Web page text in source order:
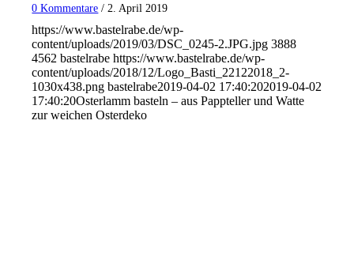
0 Kommentare / 2. April 2019
https://www.bastelrabe.de/wp-
content/uploads/2019/03/DSC_0245-2.JPG.jpg 3888
4562 bastelrabe https://www.bastelrabe.de/wp-
content/uploads/2018/12/Logo_Basti_22122018_2-
1030x438.png bastelrabe2019-04-02 17:40:202019-04-02
17:40:20Osterlamm basteln – aus Pappteller und Watte
zur weichen Osterdeko